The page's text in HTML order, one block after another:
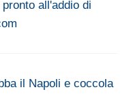
all'addio di
il Napoli e coccola